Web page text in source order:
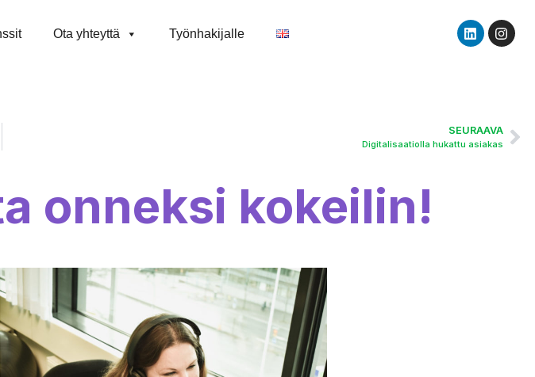
Ota yhteyttä Työnhakijalle
SEURAAVA
Digitalisaatiolla hukattu asiakas
onneksi kokeilin!